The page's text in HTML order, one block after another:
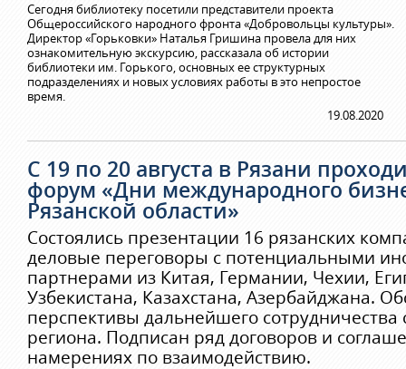
Сегодня библиотеку посетили представители проекта
Общероссийского народного фронта «Добровольцы культуры».
Директор «Горьковки» Наталья Гришина провела для них
ознакомительную экскурсию, рассказала об истории
библиотеки им. Горького, основных ее структурных
подразделениях и новых условиях работы в это непростое
время.
19.08.2020
С 19 по 20 августа в Рязани
форум «Дни международного
Рязанской области»
Состоялись презентации 16 рязанских
деловые переговоры с потенциальными
партнерами из Китая, Германии, Чехии,
Узбекистана, Казахстана, Азербайджана.
перспективы дальнейшего сотрудничества
региона. Подписан ряд договоров и
намерениях по взаимодействию.